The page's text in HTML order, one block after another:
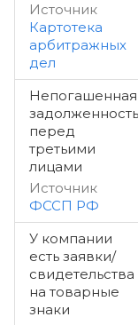
Источник
Картотека
арбитражных
дел
Непогашенная
задолженность
перед
третьими
лицами
Источник
ФССП РФ
У компании
есть заявки/
свидетельства
на товарные
знаки